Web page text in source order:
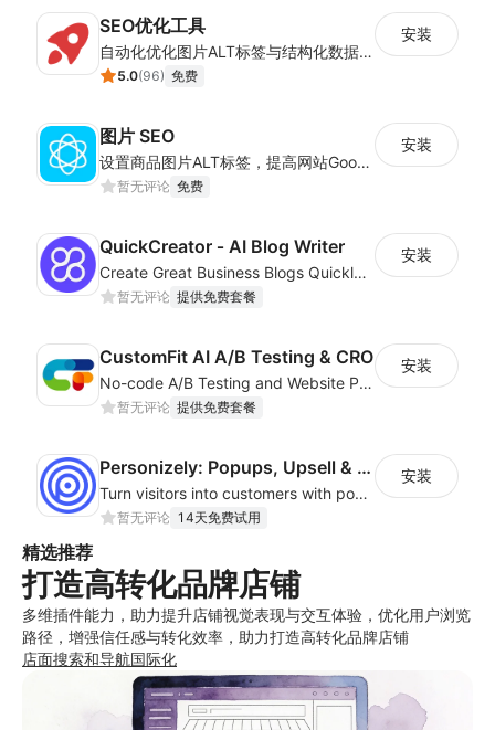
SEO优化工具
自动化优化图片ALT标签与结构化数据，提升店铺SEO效果
5.0(96) 免费
安装
图片 SEO
设置商品图片ALT标签，提高网站Google图片搜索排名
暂无评论 免费
安装
QuickCreator ‑ AI Blog Writer
Create Great Business Blogs Quickly, Easily, and with Top-Quality!
暂无评论 提供免费套餐
安装
CustomFit AI A/B Testing & CRO
No-code A/B Testing and Website Personalization CRO platform built for marketers
暂无评论 提供免费套餐
安装
Personizely: Popups, Upsell & A/B Test
Turn visitors into customers with popups, upsells, cross-sells & A/B testing.
暂无评论 14天免费试用
安装
精选推荐
打造高转化品牌店铺
多维插件能力，助力提升店铺视觉表现与交互体验，优化用户浏览
路径，增强信任感与转化效率，助力打造高转化品牌店铺
店面搜索和导航国际化